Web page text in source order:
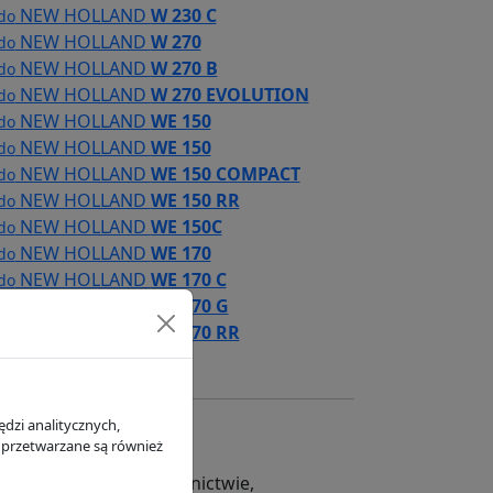
NEW HOLLAND W 230 C
NEW HOLLAND W 270
NEW HOLLAND W 270 B
NEW HOLLAND W 270 EVOLUTION
NEW HOLLAND WE 150
NEW HOLLAND WE 150
NEW HOLLAND WE 150 COMPACT
NEW HOLLAND WE 150 RR
NEW HOLLAND WE 150C
NEW HOLLAND WE 170
NEW HOLLAND WE 170 C
WE 170 G
WE 170 RR
wykorzystywane w rolnictwie,
analitycznych,
są również